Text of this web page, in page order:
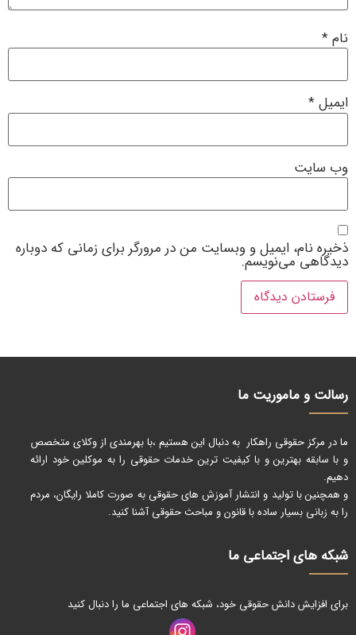
نام*
ایمیل*
وب‌ سایت
ذخیره نام، ایمیل و وبسایت من در مرورگر برای زمانی که دوباره
دیدگاهی می‌نویسم.
رسالت و ماموریت ما
ما در مرکز حقوقی راهکار به دنبال این هستیم ،با بهرمندی از وکلای متخصص
و با سابقه بهترین و با کیفیت ترین خدمات حقوقی را به موکلین خود ارائه
دهیم.
و همچنین با تولید و انتشار آموزش های حقوقی به صورت کاملا رایگان، مردم
را به زبانی بسیار ساده با قانون و مباحث حقوقی آشنا کنید.
شبکه های اجتماعی ما
برای افزایش دانش حقوقی خود، شبکه های اجتماعی ما را دنبال کنید